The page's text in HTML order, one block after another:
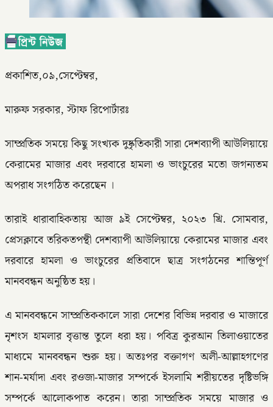
প্রকাশিত,০৯,সেপ্টেম্বর,
মারুফ সরকার, স্টাফ রিপোর্টারঃ
সাম্প্রতিক সময়ে কিছু সংখ্যক দুষ্কৃতিকারী সারা দেশব্যাপী আউলিয়ায়ে
কেরামের মাজার এবং দরবারে হামলা ও ভাংচুরের মতো জগন্যতম
অপরাধ সংগঠিত করেছেন ।
তারাই ধারাবাহিকতায় আজ ৯ই সেপ্টেম্বর, ২০২৩ খ্রি. সোমবার,
প্রেসক্লাবে তরিকতপন্থী দেশব্যাপী আউলিয়ায়ে কেরামের মাজার এবং
দরবারে হামলা ও ভাংচুরের প্রতিবাদে ছাত্র সংগঠনের শান্তিপূর্ণ
মানববন্ধন অনুষ্ঠিত হয়।
এ মানববন্ধনে সাম্প্রতিককালে সারা দেশের বিভিন্ন দরবার ও মাজারে
নৃশংস হামলার বৃত্তান্ত তুলে ধরা হয়। পবিত্র কুরআন তিলাওয়াতের
মাধ্যমে মানববন্ধন শুরু হয়। অতঃপর বক্তাগণ অলী-আল্লাহগণের
শান-মর্যাদা এবং রওজা-মাজার সম্পর্কে ইসলামি শরীয়তের দৃষ্টিভঙ্গি
সম্পর্কে আলোকপাত করেন। তারা সাম্প্রতিক সময়ে মাজার ও